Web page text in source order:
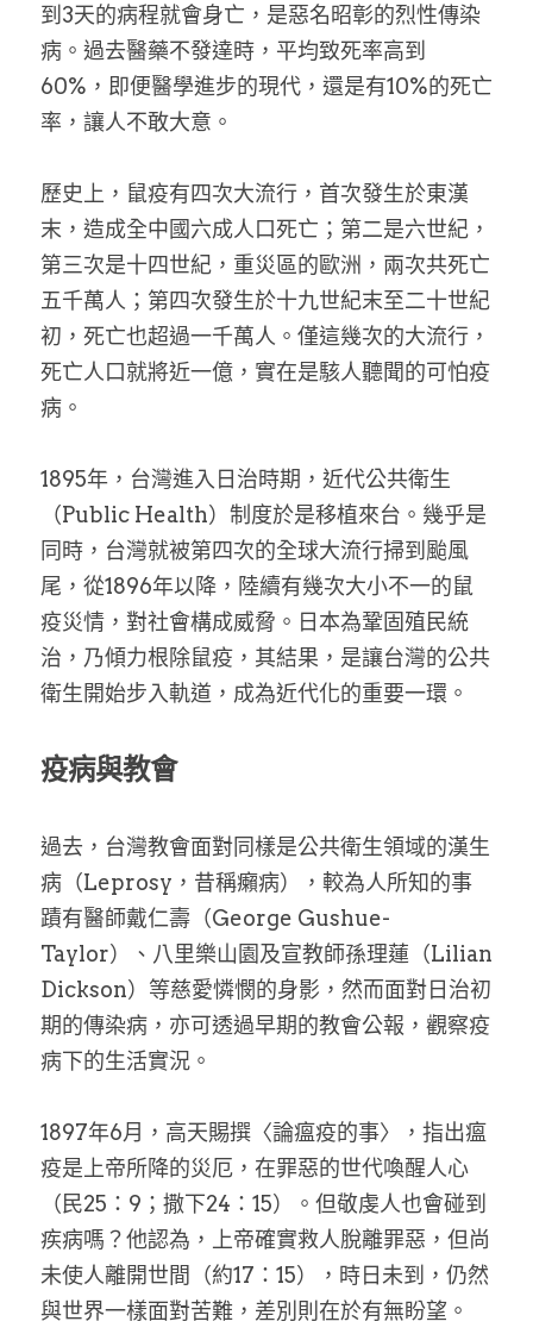
到3天的病程就會身亡，是惡名昭彰的烈性傳染
病。過去醫藥不發達時，平均致死率高到
60%，即便醫學進步的現代，還是有10%的死亡
率，讓人不敢大意。
歷史上，鼠疫有四次大流行，首次發生於東漢
末，造成全中國六成人口死亡；第二是六世紀，
第三次是十四世紀，重災區的歐洲，兩次共死亡
五千萬人；第四次發生於十九世紀末至二十世紀
初，死亡也超過一千萬人。僅這幾次的大流行，
死亡人口就將近一億，實在是駭人聽聞的可怕疫
病。
1895年，台灣進入日治時期，近代公共衛生
（Public Health）制度於是移植來台。幾乎是
同時，台灣就被第四次的全球大流行掃到颱風
尾，從1896年以降，陸續有幾次大小不一的鼠
疫災情，對社會構成威脅。日本為鞏固殖民統
治，乃傾力根除鼠疫，其結果，是讓台灣的公共
衛生開始步入軌道，成為近代化的重要一環。
疫病與教會
過去，台灣教會面對同樣是公共衛生領域的漢生
病（Leprosy，昔稱癩病），較為人所知的事
蹟有醫師戴仁壽（George Gushue-
Taylor）、八里樂山園及宣教師孫理蓮（Lilian
Dickson）等慈愛憐憫的身影，然而面對日治初
期的傳染病，亦可透過早期的教會公報，觀察疫
病下的生活實況。
1897年6月，高天賜撰〈論瘟疫的事〉，指出瘟
疫是上帝所降的災厄，在罪惡的世代喚醒人心
（民25：9；撒下24：15）。但敬虔人也會碰到
疾病嗎？他認為，上帝確實救人脫離罪惡，但尚
未使人離開世間（約17：15），時日未到，仍然
與世界一樣面對苦難，差別則在於有無盼望。